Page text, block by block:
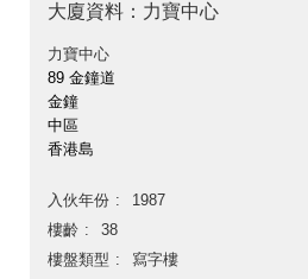
大廈資料：力寶中心
力寶中心
89 金鐘道
金鐘
中區
香港島
入伙年份
1987
樓齡
38
樓盤類型
寫字樓